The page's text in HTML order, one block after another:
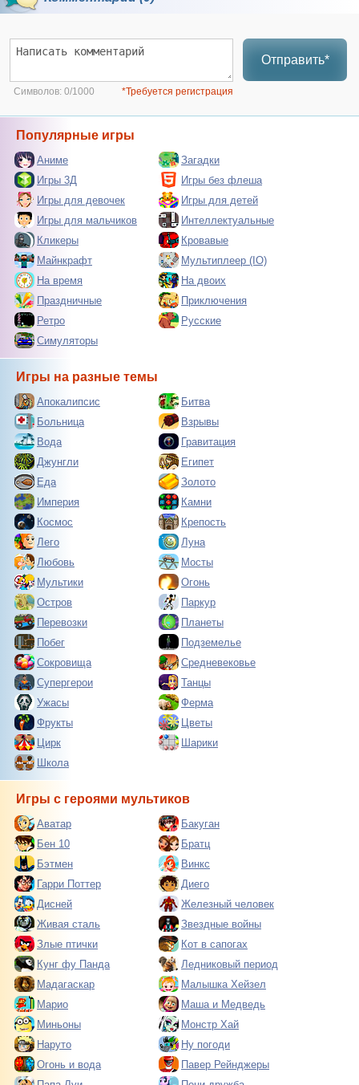
Отправить*
Символов: 0/1000 *Требуется регистрация
Популярные игры
Аниме
Загадки
Игры 3Д
Игры без флеша
Игры для девочек
Игры для детей
Игры для мальчиков
Интеллектуальные
Кликеры
Кровавые
Майнкрафт
Мультиплеер (IO)
На время
На двоих
Праздничные
Приключения
Ретро
Русские
Симуляторы
Игры на разные темы
Апокалипсис
Битва
Больница
Взрывы
Вода
Гравитация
Джунгли
Египет
Еда
Золото
Империя
Камни
Космос
Крепость
Лего
Луна
Любовь
Мосты
Мультики
Огонь
Остров
Паркур
Перевозки
Планеты
Побег
Подземелье
Сокровища
Средневековье
Супергерои
Танцы
Ужасы
Ферма
Фрукты
Цветы
Цирк
Шарики
Школа
Игры с героями мультиков
Аватар
Бакуган
Бен 10
Братц
Бэтмен
Винкс
Гарри Поттер
Диего
Дисней
Железный человек
Живая сталь
Звездные войны
Злые птички
Кот в сапогах
Кунг фу Панда
Ледниковый период
Мадагаскар
Малышка Хейзел
Марио
Маша и Медведь
Миньоны
Монстр Хай
Наруто
Ну погоди
Огонь и вода
Павер Рейнджеры